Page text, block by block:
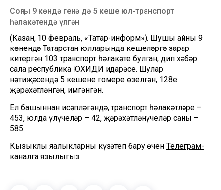
Соңгы 9 көндә генә дә 5 кеше юл-транспорт
һәлакәтендә үлгән
(Казан, 10 февраль, «Татар-информ»). Шушы айның 9
көнендә Татарстан юлларында кешеләргә зарар
китергән 103 транспорт һәлакәте булган, дип хәбәр
сала республика ЮХИДИ идарәсе. Шулар
нәтиҗәсендә 5 кешенең гомере өзелгән, 128е
җәрәхәтләнгән, имгәнгән.
Ел башыннан исәпләгәндә, транспорт һәлакәтләре –
453, юлда үлүчеләр – 42, җәрәхәтләнүчеләр саны –
585.
Кызыклы яңалыкларны күзәтеп бару өчен Телеграм-
каналга язылыгыз